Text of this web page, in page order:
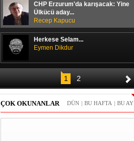
CHP Erzurum'da karışacak: Yine
Ülkücü aday...
Recep Kapucu
Herkese Selam...
Eymen Dikdur
Durmuş Duran
1 2
ÇOK OKUNANLAR BU AY
|
BU HAFTA
|
DÜN